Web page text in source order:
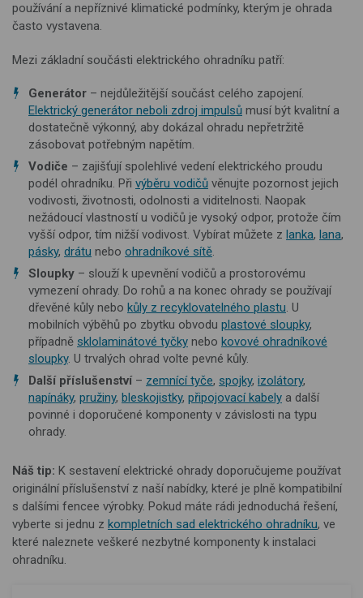
používání a nepříznivé klimatické podmínky, kterým je ohrada
často vystavena.
Mezi základní součásti elektrického ohradníku patří:
Generátor – nejdůležitější součást celého zapojení.
Elektrický generátor neboli zdroj impulsů musí být kvalitní a
dostatečně výkonný, aby dokázal ohradu nepřetržitě
zásobovat potřebným napětím.
Vodiče – zajišťují spolehlivé vedení elektrického proudu
podél ohradníku. Při výběru vodičů věnujte pozornost jejich
vodivosti, životnosti, odolnosti a viditelnosti. Naopak
nežádoucí vlastností u vodičů je vysoký odpor, protože čím
vyšší odpor, tím nižší vodivost. Vybírat můžete z lanka, lana,
pásky, drátu nebo ohradníkové sítě.
Sloupky – slouží k upevnění vodičů a prostorovému
vymezení ohrady. Do rohů a na konec ohrady se používají
dřevěné kůly nebo kůly z recyklovatelného plastu. U
mobilních výběhů po zbytku obvodu plastové sloupky,
případně sklolaminátové tyčky nebo kovové ohradníkové
sloupky. U trvalých ohrad volte pevné kůly.
Další příslušenství– zemnící tyče, spojky, izolátory,
napínáky, pružiny, bleskojistky, připojovací kabely a další
povinné i doporučené komponenty v závislosti na typu
ohrady.
Náš tip: K sestavení elektrické ohrady doporučujeme používat
originální příslušenství z naší nabídky, které je plně kompatibilní
s dalšími fencee výrobky. Pokud máte rádi jednoduchá řešení,
vyberte si jednu z kompletních sad elektrického ohradníku, ve
které naleznete veškeré nezbytné komponenty k instalaci
ohradníku.